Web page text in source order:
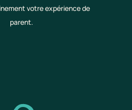
votre expérience de
parent.